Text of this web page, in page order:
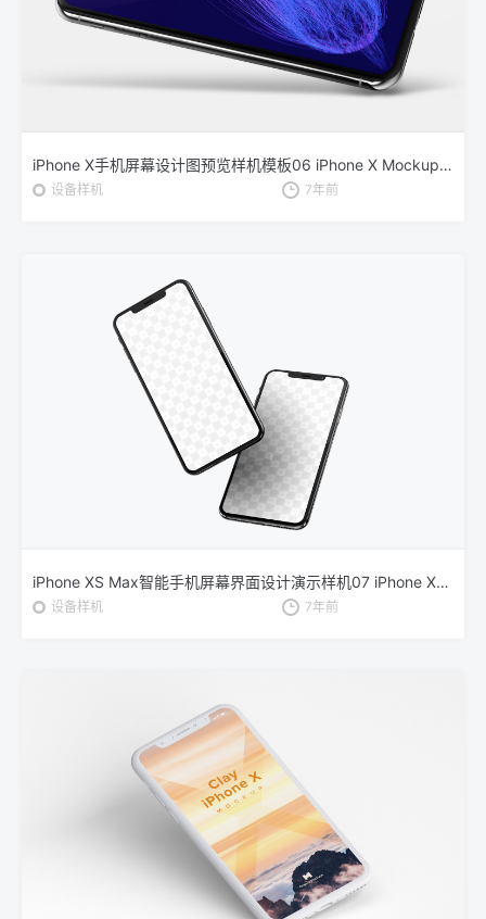
iPhone X手机屏幕设计图预览样机模板06 iPhone X Mockup 06
设备样机 7年前
iPhone XS Max智能手机屏幕界面设计演示样机07 iPhone XS Max Mockup 07
设备样机 7年前